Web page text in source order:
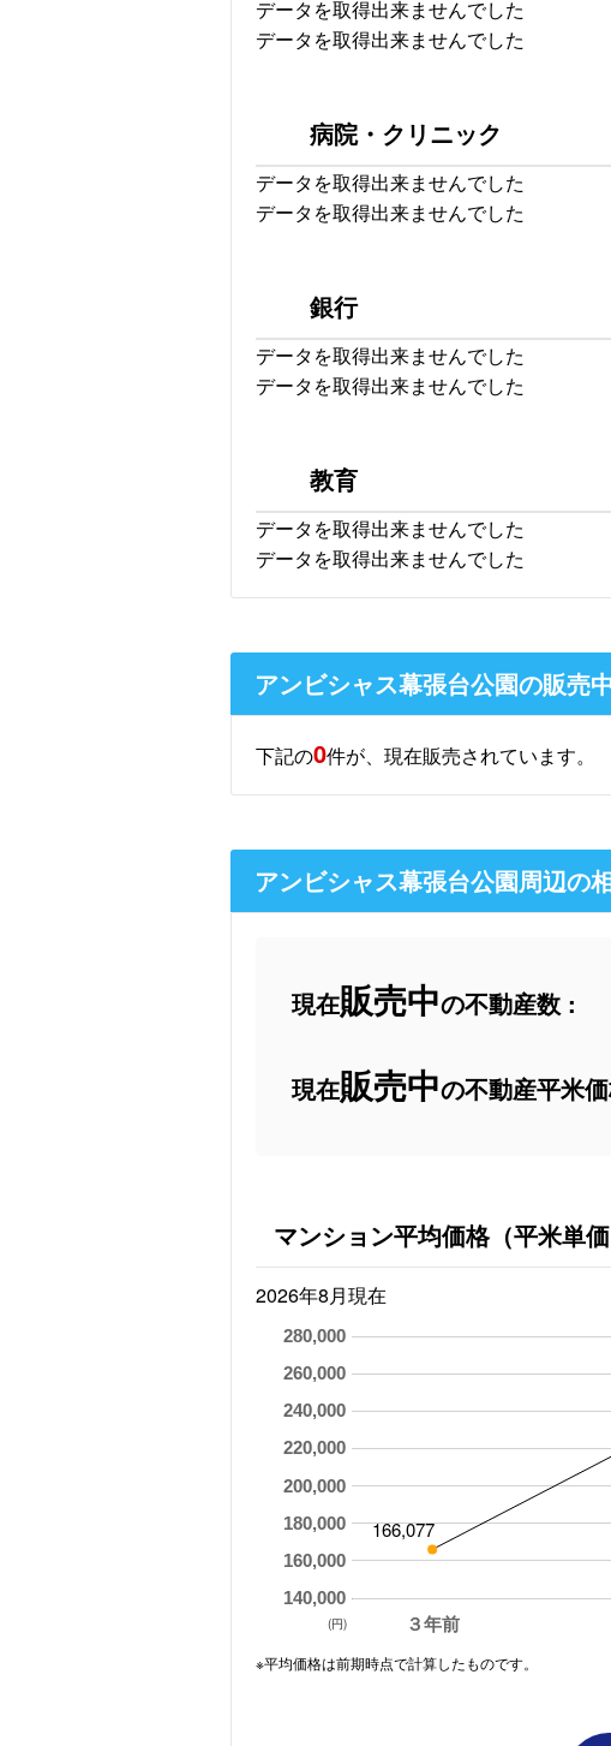
データを取得出来ませんでした
データを取得出来ませんでした
病院・クリニック
データを取得出来ませんでした
データを取得出来ませんでした
銀行
データを取得出来ませんでした
データを取得出来ませんでした
教育
データを取得出来ませんでした
データを取得出来ませんでした
アンビシャス幕張台公園の販売
下記の0件が、現在販売されています。
アンビシャス幕張台公園周辺の
現在販売中の不動産数 :
現在販売中の不動産平米
マンション平均価格（平米単
2026年8月現在
３年前
140,000
160,000
180,000
200,000
220,000
240,000
260,000
280,000
166,077
(円)
※平均価格は前期時点で計算したものです。